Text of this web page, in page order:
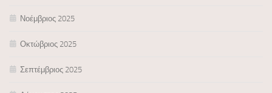
Νοέμβριος 2025
Οκτώβριος 2025
Σεπτέμβριος 2025